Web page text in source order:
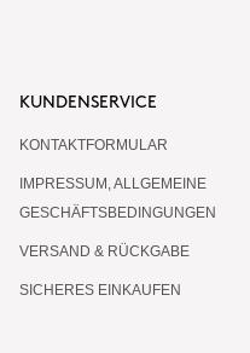
KUNDENSERVICE
KONTAKTFORMULAR
IMPRESSUM, ALLGEMEINE
GESCHÄFTSBEDINGUNGEN
VERSAND & RÜCKGABE
SICHERES EINKAUFEN